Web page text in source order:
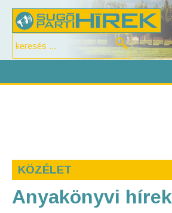
KÖZÉLET
Anyakönyvi hírek